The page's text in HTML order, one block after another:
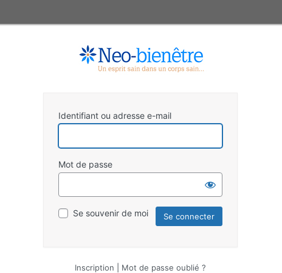
Identifiant ou adresse e-mail
Mot de passe
Se souvenir de moi
Inscription Mot de passe oublié ?